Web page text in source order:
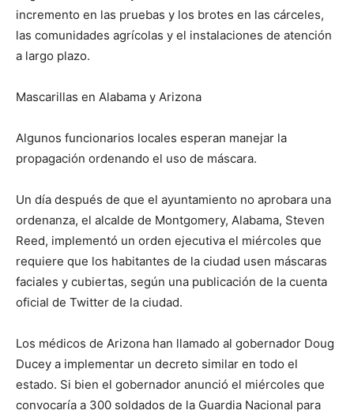
incremento en las pruebas y los brotes en las cárceles,
las comunidades agrícolas y el instalaciones de atención
a largo plazo.
Mascarillas en Alabama y Arizona
Algunos funcionarios locales esperan manejar la
propagación ordenando el uso de máscara.
Un día después de que el ayuntamiento no aprobara una
ordenanza, el alcalde de Montgomery, Alabama, Steven
Reed, implementó un orden ejecutiva el miércoles que
requiere que los habitantes de la ciudad usen máscaras
faciales y cubiertas, según una publicación de la cuenta
oficial de Twitter de la ciudad.
Los médicos de Arizona han llamado al gobernador Doug
Ducey a implementar un decreto similar en todo el
estado. Si bien el gobernador anunció el miércoles que
convocaría a 300 soldados de la Guardia Nacional para